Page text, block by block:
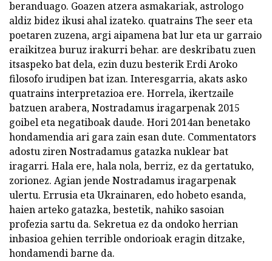
beranduago. Goazen atzera asmakariak, astrologo
aldiz bidez ikusi ahal izateko. quatrains The seer eta
poetaren zuzena, argi aipamena bat lur eta ur garraio
eraikitzea buruz irakurri behar. are deskribatu zuen
itsaspeko bat dela, ezin duzu besterik Erdi Aroko
filosofo irudipen bat izan. Interesgarria, akats asko
quatrains interpretazioa ere. Horrela, ikertzaile
batzuen arabera, Nostradamus iragarpenak 2015
goibel eta negatiboak daude. Hori 2014an benetako
hondamendia ari gara zain esan dute. Commentators
adostu ziren Nostradamus gatazka nuklear bat
iragarri. Hala ere, hala nola, berriz, ez da gertatuko,
zorionez. Agian jende Nostradamus iragarpenak
ulertu. Errusia eta Ukrainaren, edo hobeto esanda,
haien arteko gatazka, bestetik, nahiko sasoian
profezia sartu da. Sekretua ez da ondoko herrian
inbasioa gehien terrible ondorioak eragin ditzake,
hondamendi barne da.